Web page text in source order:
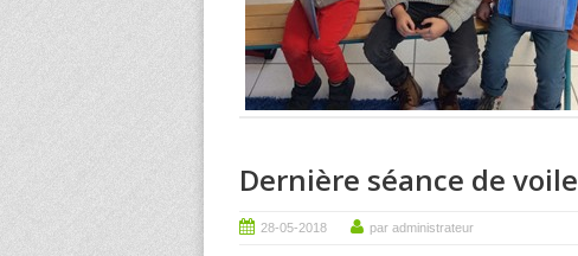
Dernière séance de voile
28-05-2018 par administrateur